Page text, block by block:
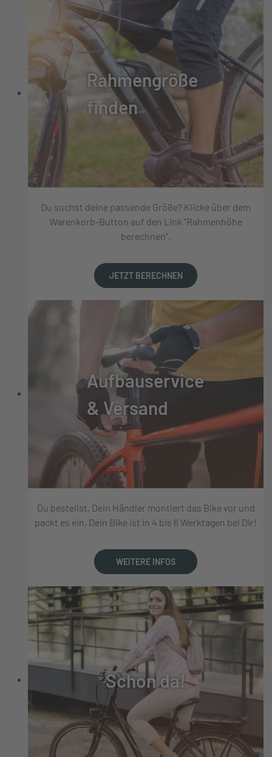
Rahmengröße
finden
Du suchst deine passende Größe? Klicke über dem
Warenkorb-Button auf den Link "Rahmenhöhe
berechnen".
JETZT BERECHNEN
Aufbauservice
& Versand
Du bestellst, Dein Händler montiert das Bike vor und
packt es ein, Dein Bike ist in 4 bis 6 Werktagen bei Dir!
WEITERE INFOS
Schon da!